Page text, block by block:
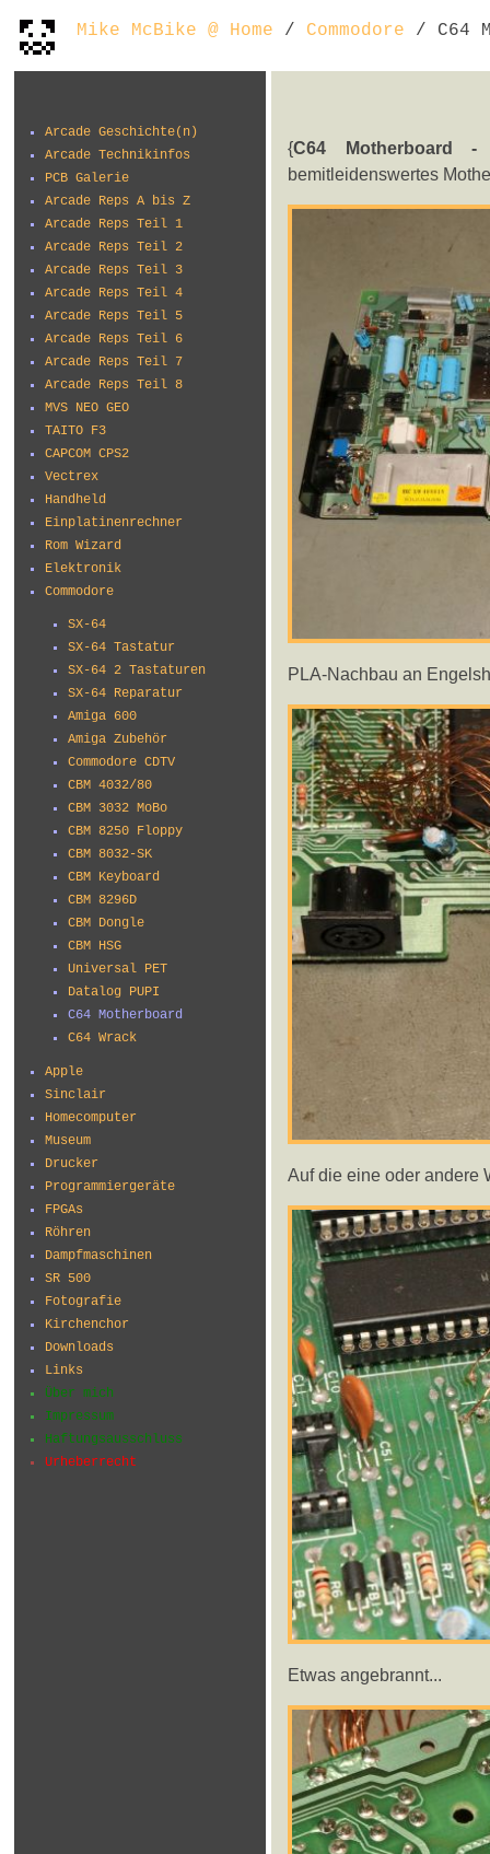
Mike McBike @ Home / Commodore / C64
Arcade Geschichte(n)
Arcade Technikinfos
PCB Galerie
Arcade Reps A bis Z
Arcade Reps Teil 1
Arcade Reps Teil 2
Arcade Reps Teil 3
Arcade Reps Teil 4
Arcade Reps Teil 5
Arcade Reps Teil 6
Arcade Reps Teil 7
Arcade Reps Teil 8
MVS NEO GEO
TAITO F3
CAPCOM CPS2
Vectrex
Handheld
Einplatinenrechner
Rom Wizard
Elektronik
Commodore
SX-64
SX-64 Tastatur
SX-64 2 Tastaturen
SX-64 Reparatur
Amiga 600
Amiga Zubehör
Commodore CDTV
CBM 4032/80
CBM 3032 MoBo
CBM 8250 Floppy
CBM 8032-SK
CBM Keyboard
CBM 8296D
CBM Dongle
CBM HSG
Universal PET
Datalog PUPI
C64 Motherboard
C64 Wrack
Apple
Sinclair
Homecomputer
Museum
Drucker
Programmiergeräte
FPGAs
Röhren
Dampfmaschinen
SR 500
Fotografie
Kirchenchor
Downloads
Links
Über mich
Impressum
Haftungsausschluss
Urheberrecht
{C64 Motherboard -
bemitleidenswertes
PLA-Nachbau an
Auf die eine oder andere
Etwas angebrannt...